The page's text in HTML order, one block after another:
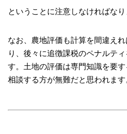
ということに注意しなければなり
なお、農地評価も計算を間違え
り、後々に追徴課税のペナルテ
す。土地の評価は専門知識を要
相談する方が無難だと思われます